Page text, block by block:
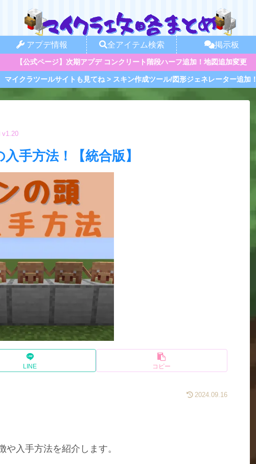
アプデ情報 全アイテム検索 掲示板
【公式ページ】次期アプデ コンクリート階段ハーフ追加！地図追加変更
マイクラツールサイトも見てね > スキン作成ツール/図形ジェネレーター追加！
v1.20
手方法！【統合版】
LINE コピー
2024.09.16
入手方法を紹介します。